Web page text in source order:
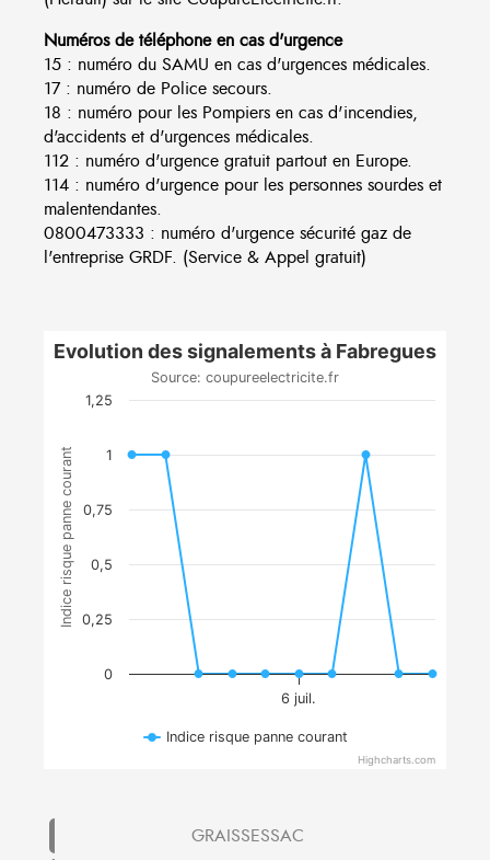
Numéros de téléphone en cas d'urgence
15 : numéro du SAMU en cas d'urgences médicales.
17 : numéro de Police secours.
18 : numéro pour les Pompiers en cas d'incendies,
d'accidents et d'urgences médicales.
112 : numéro d'urgence gratuit partout en Europe.
114 : numéro d'urgence pour les personnes sourdes et
malentendantes.
0800473333 : numéro d'urgence sécurité gaz de
l'entreprise GRDF. (Service & Appel gratuit)
Indice risque panne courant
Evolution des signalements à Fabregues
Source: coupureelectricite.fr
6 juil.
0
0,25
0,5
0,75
1
1,25
Indice risque panne courant
Highcharts.com
GRAISSESSAC